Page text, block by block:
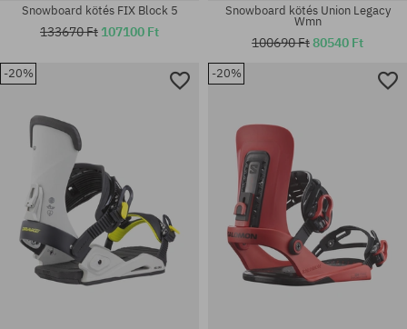
Snowboard kötés FIX Block 5
133670 Ft 107100 Ft
Snowboard kötés Union Legacy
Wmn
100690 Ft80540 Ft
-20% -20%